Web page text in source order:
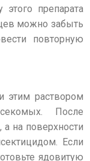
препарата
можно забыть
повторную
этим раствором
После
а на поверхности
Если
ядовитую